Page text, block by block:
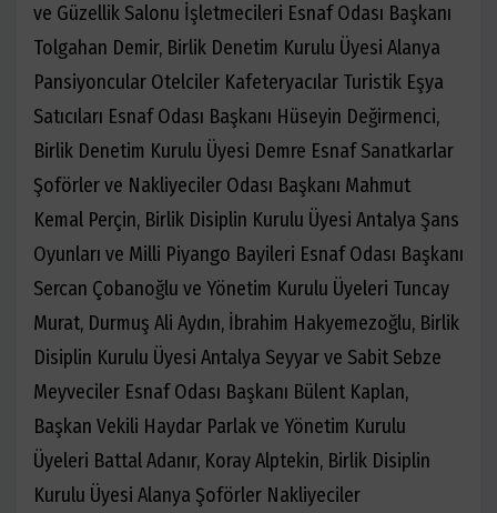
ve Güzellik Salonu İşletmecileri Esnaf Odası Başkanı
Tolgahan Demir, Birlik Denetim Kurulu Üyesi Alanya
Pansiyoncular Otelciler Kafeteryacılar Turistik Eşya
Satıcıları Esnaf Odası Başkanı Hüseyin Değirmenci,
Birlik Denetim Kurulu Üyesi Demre Esnaf Sanatkarlar
Şoförler ve Nakliyeciler Odası Başkanı Mahmut
Kemal Perçin, Birlik Disiplin Kurulu Üyesi Antalya Şans
Oyunları ve Milli Piyango Bayileri Esnaf Odası Başkanı
Sercan Çobanoğlu ve Yönetim Kurulu Üyeleri Tuncay
Murat, Durmuş Ali Aydın, İbrahim Hakyemezoğlu, Birlik
Disiplin Kurulu Üyesi Antalya Seyyar ve Sabit Sebze
Meyveciler Esnaf Odası Başkanı Bülent Kaplan,
Başkan Vekili Haydar Parlak ve Yönetim Kurulu
Üyeleri Battal Adanır, Koray Alptekin, Birlik Disiplin
Kurulu Üyesi Alanya Şoförler Nakliyeciler